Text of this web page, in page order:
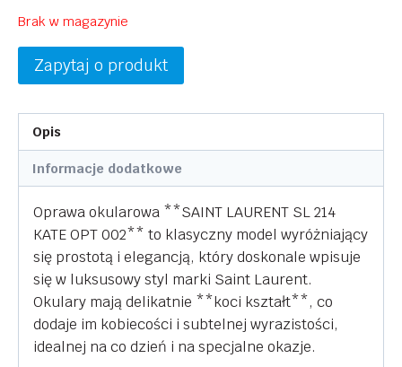
Brak w magazynie
Zapytaj o produkt
Opis
Informacje dodatkowe
Oprawa okularowa **SAINT LAURENT SL 214
KATE OPT 002** to klasyczny model wyróżniający
się prostotą i elegancją, który doskonale wpisuje
się w luksusowy styl marki Saint Laurent.
Okulary mają delikatnie **koci kształt**, co
dodaje im kobiecości i subtelnej wyrazistości,
idealnej na co dzień i na specjalne okazje.